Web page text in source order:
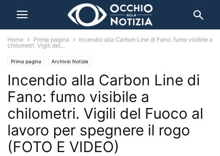
Home Prima pagina
Incendio alla Carbon Line di Fano: fumo visibile a
chilometri. Vigili del...
Prima pagina Archivio Notizie
Incendio alla Carbon Line di
Fano: fumo visibile a
chilometri. Vigili del Fuoco al
lavoro per spegnere il rogo
(FOTO E VIDEO)